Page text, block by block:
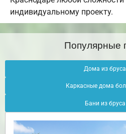
индивидуальному проекту.
Популярные
Дома из
Каркасные дома
Бани из